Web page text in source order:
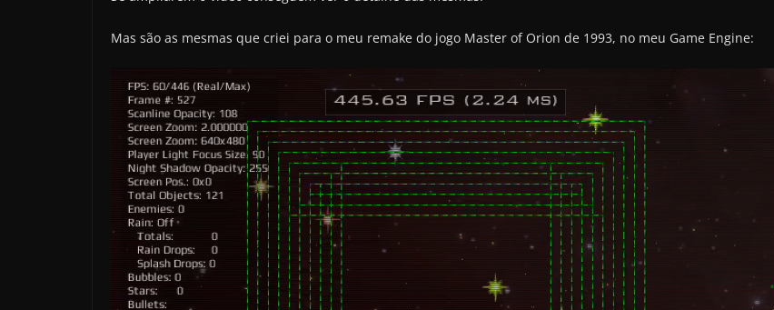
Mas são as mesmas que criei para o meu remake do jogo Master of Orion de 1993, no meu Game Engine: